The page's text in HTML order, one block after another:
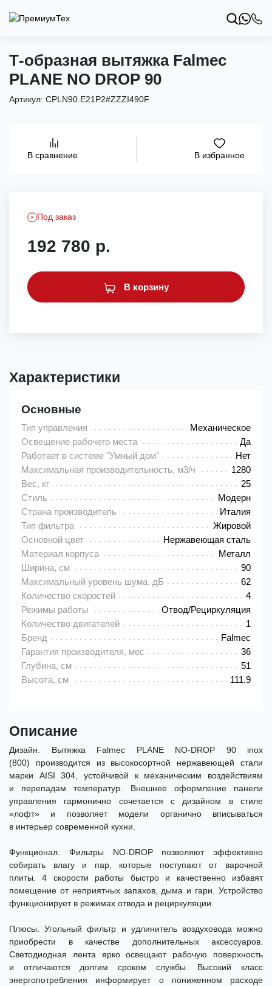
Т-образная вытяжка Falmec
PLANE NO DROP 90
Артикул: CPLN90.E21P2#ZZZI490F
В сравнение В избранное
Под заказ
192 780 р.
В корзину
Характеристики
Основные
Тип управления
Механическое
Освещение рабочего места
Да
Работает в системе "Умный дом"
Нет
Максимальная производительность, м3/ч
1280
Вес, кг
25
Стиль
Модерн
Страна производитель
Италия
Тип фильтра
Жировой
Основной цвет
Нержавеющая сталь
Материал корпуса
Металл
Ширина, см
90
Максимальный уровень шума, дБ
62
Количество скоростей
4
Режимы работы
Отвод/Рециркуляция
Количество двигателей
1
Бренд
Falmec
Гарантия производителя, мес
36
Глубина, см
51
Высота, см
111.9
Описание
Дизайн. Вытяжка Falmec PLANE NO-DROP 90 inox
(800) производится из высокосортной нержавеющей стали
марки AISI 304, устойчивой к механическим воздействиям
и перепадам температур. Внешнее оформление панели
управления гармонично сочетается с дизайном в стиле
«лофт» и позволяет модели органично вписываться
в интерьер современной кухни.
Функционал. Фильтры NO-DROP позволяют эффективно
собирать влагу и пар, которые поступают от варочной
плиты. 4 скорости работы быстро и качественно избавят
помещение от неприятных запахов, дыма и гари. Устройство
функционирует в режимах отвода и рециркуляции.
Плюсы. Угольный фильтр и удлинитель воздуховода можно
приобрести в качестве дополнительных аксессуаров.
Светодиодная лента ярко освещают рабочую поверхность
и отличаются долгим сроком службы. Высокий класс
энергопотребления информирует о пониженном расходе